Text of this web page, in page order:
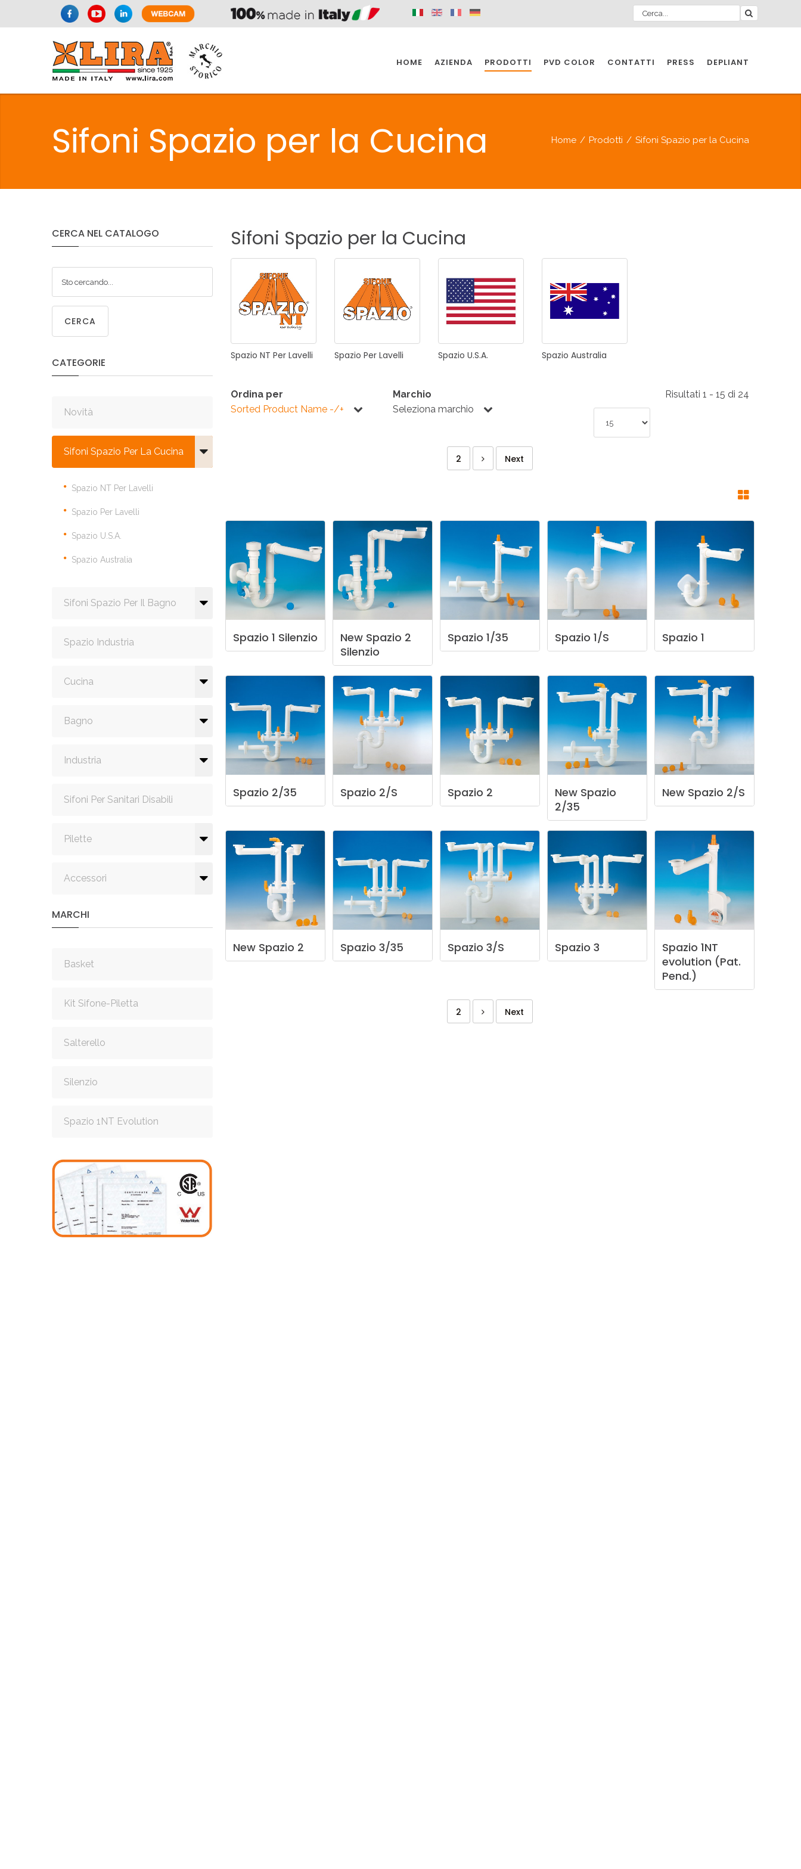
HOME AZIENDA PRODOTTI
SIFONI SPAZIO PER
SIFONI SPAZIO PER
SIFONI SPAZIO PER
CUCINA BAGNO INDUSTRIA
SANITARI DISABILI
PILETTE
PVD COLOR CONTATTI PRESS
DEPLIANT
LA CUCINA
IL BAGNO
L'INDUSTRIA
SIFONI PER
SANITARI DISABILI
PILETTE ACCESSORI
Sifoni Spazio per la Cucina Home / Prodotti / Sifoni Spazio per la Cucina
CERCA NEL CATALOGO
CERCA
CATEGORIE
Novità
Sifoni Spazio Per La Cucina
Spazio NT Per Lavelli
Spazio Per Lavelli
Spazio U.S.A.
Spazio Australia
Sifoni Spazio Per Il Bagno
Spazio Industria
Cucina
Bagno
Industria
Sifoni Per Sanitari Disabili
Pilette
Accessori
MARCHI
Basket
Kit Sifone-Piletta
Salterello
Silenzio
Spazio 1NT Evolution
Sifoni Spazio per la Cucina
Spazio NT Per Lavelli Spazio Per Lavelli Spazio U.S.A. Spazio Australia
Ordina per
Sorted Product Name -/+
Marchio
Seleziona marchio
Risultati 1 - 15 di 24
2 Next
Spazio 1 Silenzio New Spazio 2
Silenzio
Spazio 1/35 Spazio 1/S Spazio 1
Spazio 2/35 Spazio 2/S Spazio 2 New Spazio
2/35
New Spazio 2/S
New Spazio 2 Spazio 3/35 Spazio 3/S Spazio 3 Spazio 1NT
evolution (Pat.
Pend.)
2 Next